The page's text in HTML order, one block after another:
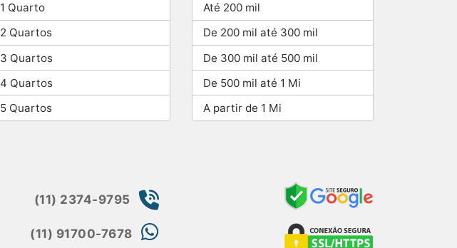
1 Quarto
2 Quartos
3 Quartos
4 Quartos
5 Quartos
Até 200 mil
De 200 mil até 300 mil
De 300 mil até 500 mil
De 500 mil até 1 Mi
A partir de 1 Mi
(11) 2374-9795
(11) 91700-7678